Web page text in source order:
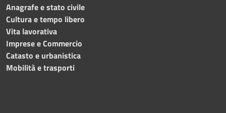
Anagrafe e stato civile
Cultura e tempo libero
Vita lavorativa
Imprese e Commercio
Catasto e urbanistica
Mobilità e trasporti